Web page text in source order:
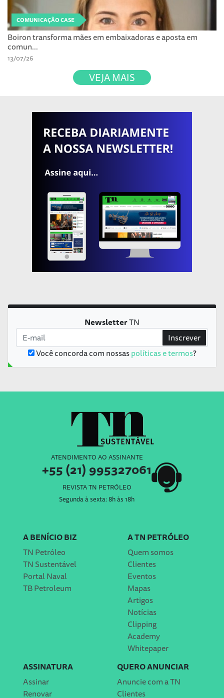
COMUNICAÇÃO CASE
Boiron transforma mães em embaixadoras e aposta em
comun...
13/07/26
VEJA MAIS
NewsletterTN
Você concorda com nossaspolíticas e termos?
Inscrever
ATENDIMENTO AO ASSINANTE
+55 (21) 995327061
REVISTA TN PETRÓLEO
Segunda à sexta: 8h às 18h
A BENÍCIO BIZ
TN Petróleo
TN Sustentável
Portal Naval
TB Petroleum
A TN PETRÓLEO
Quem somos
Clientes
Eventos
Mapas
Artigos
Notícias
Clipping
Academy
Whitepaper
ASSINATURA
Assinar
Renovar
QUERO ANUNCIAR
Anuncie com a TN
Clientes